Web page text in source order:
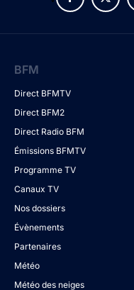
BFM
Direct BFMTV
Direct BFM2
Direct Radio BFM
Émissions BFMTV
Programme TV
Canaux TV
Nos dossiers
Évènements
Partenaires
Météo
Météo des neiges